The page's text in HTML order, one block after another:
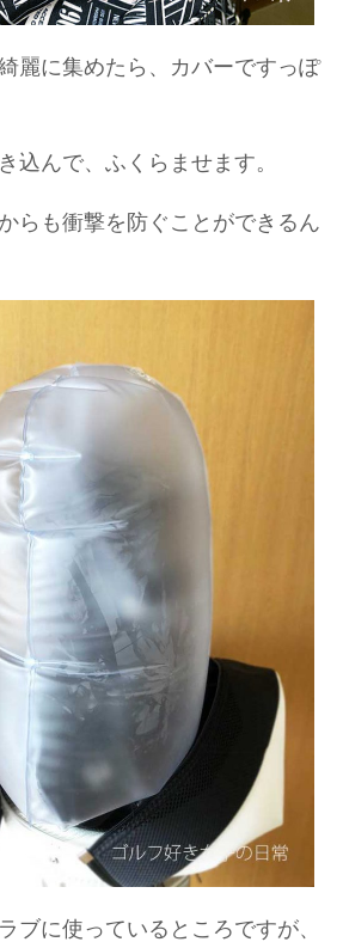
麗に集めたら、カバーですっぽ
込んで、ふくらませます。
らも衝撃を防ぐことができるん
ブに使っているところですが、